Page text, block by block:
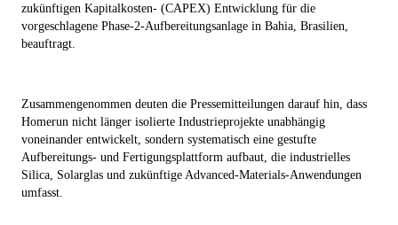
zukünftigen Kapitalkosten- (CAPEX) Entwicklung für die
vorgeschlagene Phase-2-Aufbereitungsanlage in Bahia, Brasilien,
beauftragt.
Zusammengenommen deuten die Pressemitteilungen darauf hin, dass
Homerun nicht länger isolierte Industrieprojekte unabhängig
voneinander entwickelt, sondern systematisch eine gestufte
Aufbereitungs- und Fertigungsplattform aufbaut, die industrielles
Silica, Solarglas und zukünftige Advanced-Materials-Anwendungen
umfasst.